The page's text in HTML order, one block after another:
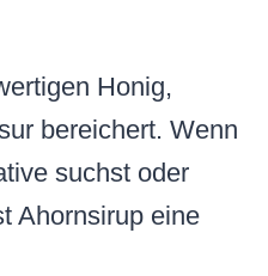
Honig,
bereichert. Wenn
suchst oder
Ahornsirup eine